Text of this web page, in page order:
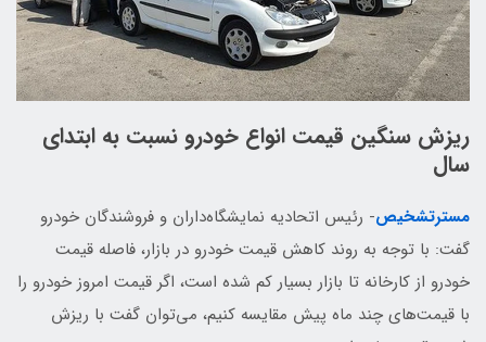
ریزش سنگین قیمت انواع خودرو نسبت به ابتدای
سال
مسترتشخیص- رئیس اتحادیه نمایشگاه‌داران و فروشندگان خودرو
گفت: با توجه به روند کاهش قیمت خودرو در بازار، فاصله قیمت
خودرو از کارخانه تا بازار بسیار کم شده است، اگر ‌قیمت‌ امروز خودرو را
با قیمت‌های چند ماه پیش مقایسه کنیم، می‌توان گفت با ریزش